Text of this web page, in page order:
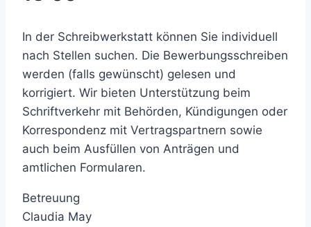
In der Schreibwerkstatt können Sie individuell
nach Stellen suchen. Die Bewerbungsschreiben
werden (falls gewünscht) gelesen und
korrigiert. Wir bieten Unterstützung beim
Schriftverkehr mit Behörden, Kündigungen oder
Korrespondenz mit Vertragspartnern sowie
auch beim Ausfüllen von Anträgen und
amtlichen Formularen.
Betreuung
Claudia May